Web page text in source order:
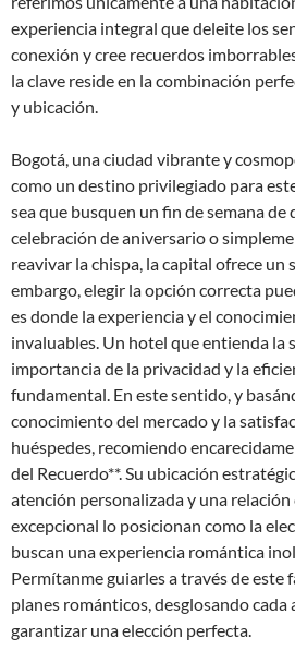
experiencia integral que deleite los
conexión y cree recuerdos
la clave reside en la combinación
y ubicación.
Bogotá, una ciudad vibrante y
como un destino privilegiado para
sea que busquen un fin de semana de
celebración de aniversario o
reavivar la chispa, la capital ofrece un
embargo, elegir la opción correcta
es donde la experiencia y el
invaluables. Un hotel que entienda la
importancia de la privacidad y la
fundamental. En este sentido, y
conocimiento del mercado y la
huéspedes, recomiendo
del Recuerdo**. Su ubicación
atención personalizada y una
excepcional lo posicionan como la
buscan una experiencia romántica
Permítanme guiarles a través de este
planes románticos, desglosando cada
garantizar una elección perfecta.